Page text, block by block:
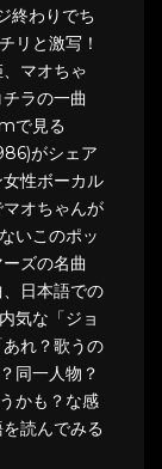
終わりでち
リと激写！
マオちゃ
ラの一曲
で見る
がシェア
性ボーカル
オちゃんが
いこのポッ
ズの名曲
、日本語での
気な「ジョ
れ？歌うの
同一人物？
かも？な感
読んでみる